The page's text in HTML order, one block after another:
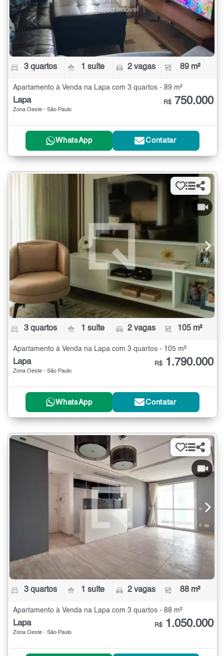
3 quartos 1 suíte 2 vagas 89 m²
Apartamento à Venda na Lapa com 3 quartos - 89 m²
Lapa
Zona Oeste - São Paulo
R$ 750.000
WhatsApp Contatar
3 quartos 1 suíte 2 vagas 105 m²
Apartamento à Venda na Lapa com 3 quartos - 105 m²
Lapa
Zona Oeste - São Paulo
R$ 1.790.000
WhatsApp Contatar
3 quartos 1 suíte 2 vagas 88 m²
Apartamento à Venda na Lapa com 3 quartos - 88 m²
Lapa
Zona Oeste - São Paulo
R$ 1.050.000